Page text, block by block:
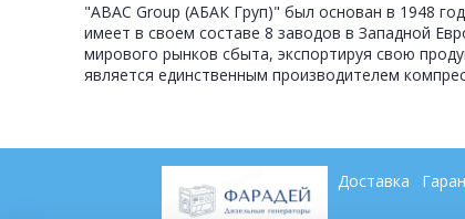
"ABAC Group (АБАК Груп)" был основан в 1948
имеет в своем составе 8 заводов в Западной
мирового рынков сбыта, экспортируя свою
является единственным производителем
Доставка